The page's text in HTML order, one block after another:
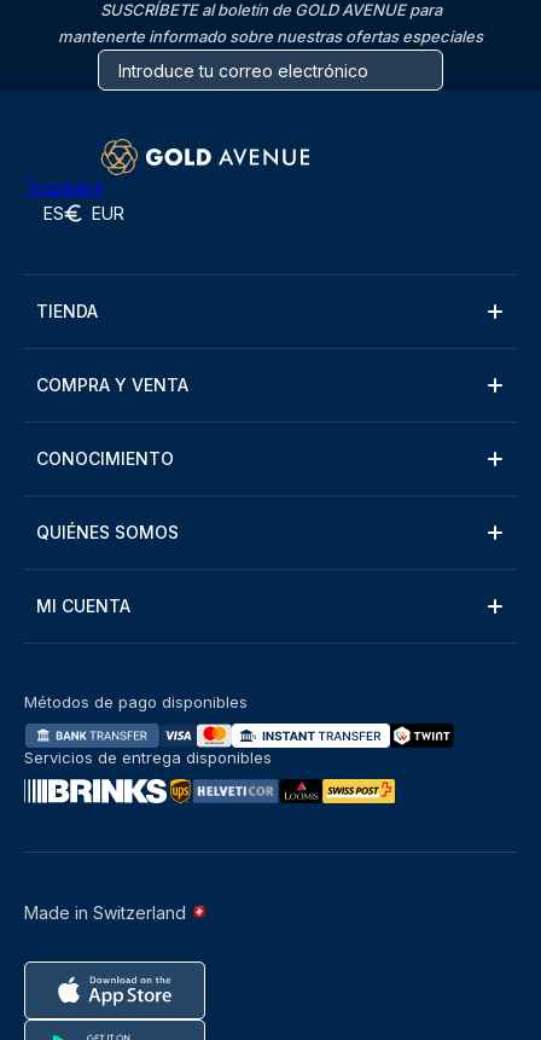
SUSCRÍBETE al boletín de GOLD AVENUE para
mantenerte informado sobre nuestras ofertas especiales
Trustpilot
ES EUR
TIENDA
COMPRA Y VENTA
CONOCIMIENTO
QUIÉNES SOMOS
MI CUENTA
Made in Switzerland
Métodos de pago disponibles
Servicios de entrega disponibles